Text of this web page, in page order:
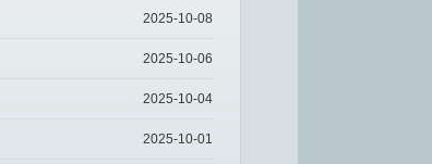
2025-10-08
2025-10-06
2025-10-04
2025-10-01